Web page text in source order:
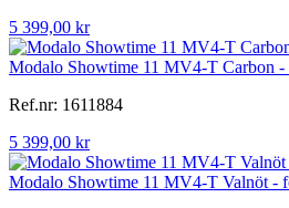
5 399,00 kr
Modalo Showtime 11 MV4-T Carbon
Ref.nr: 1611884
5 399,00 kr
Modalo Showtime 11 MV4-T Valnöt -